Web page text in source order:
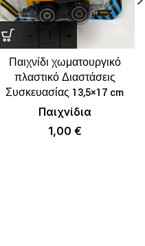
Παιχνίδι χωματουργικό
πλαστικό Διαστάσεις
Συσκευασίας 13,5×17 cm
Παιχνίδια
1,00 €